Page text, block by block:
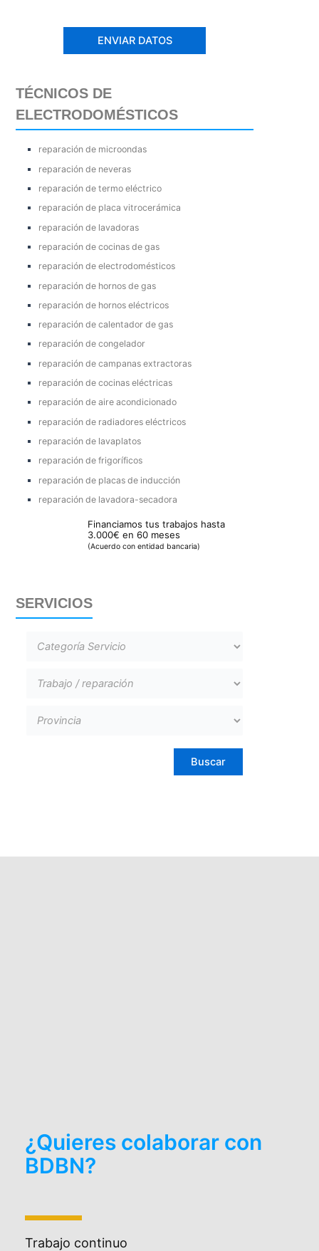
TÉCNICOS DE
ELECTRODOMÉSTICOS
reparación de microondas
reparación de neveras
reparación de termo eléctrico
reparación de placa vitrocerámica
reparación de lavadoras
reparación de cocinas de gas
reparación de electrodomésticos
reparación de hornos de gas
reparación de hornos eléctricos
reparación de calentador de gas
reparación de congelador
reparación de campanas extractoras
reparación de cocinas eléctricas
reparación de aire acondicionado
reparación de radiadores eléctricos
reparación de lavaplatos
reparación de frigoríficos
reparación de placas de inducción
reparación de lavadora-secadora
Financiamos tus trabajos hasta
3.000€ en 60 meses
(Acuerdo con entidad bancaria)
SERVICIOS
¿Quieres colaborar con
BDBN?
Trabajo continuo